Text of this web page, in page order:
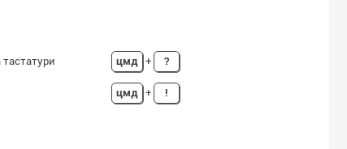
тастатури цмд + ?
цмд + !